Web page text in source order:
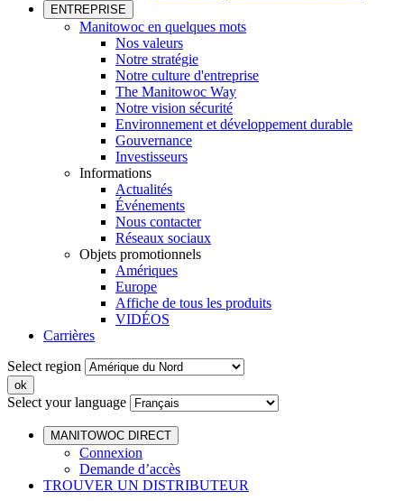
ENTREPRISE
Manitowoc en quelques mots
Nos valeurs
Notre stratégie
Notre culture d'entreprise
The Manitowoc Way
Notre vision sécurité
Environnement et développement durable
Gouvernance
Investisseurs
Informations
Actualités
Événements
Nous contacter
Réseaux sociaux
Objets promotionnels
Amériques
Europe
Affiche de tous les produits
VIDÉOS
Carrières
Select region
Select your language
MANITOWOC DIRECT
Connexion
Demande d’accès
TROUVER UN DISTRIBUTEUR